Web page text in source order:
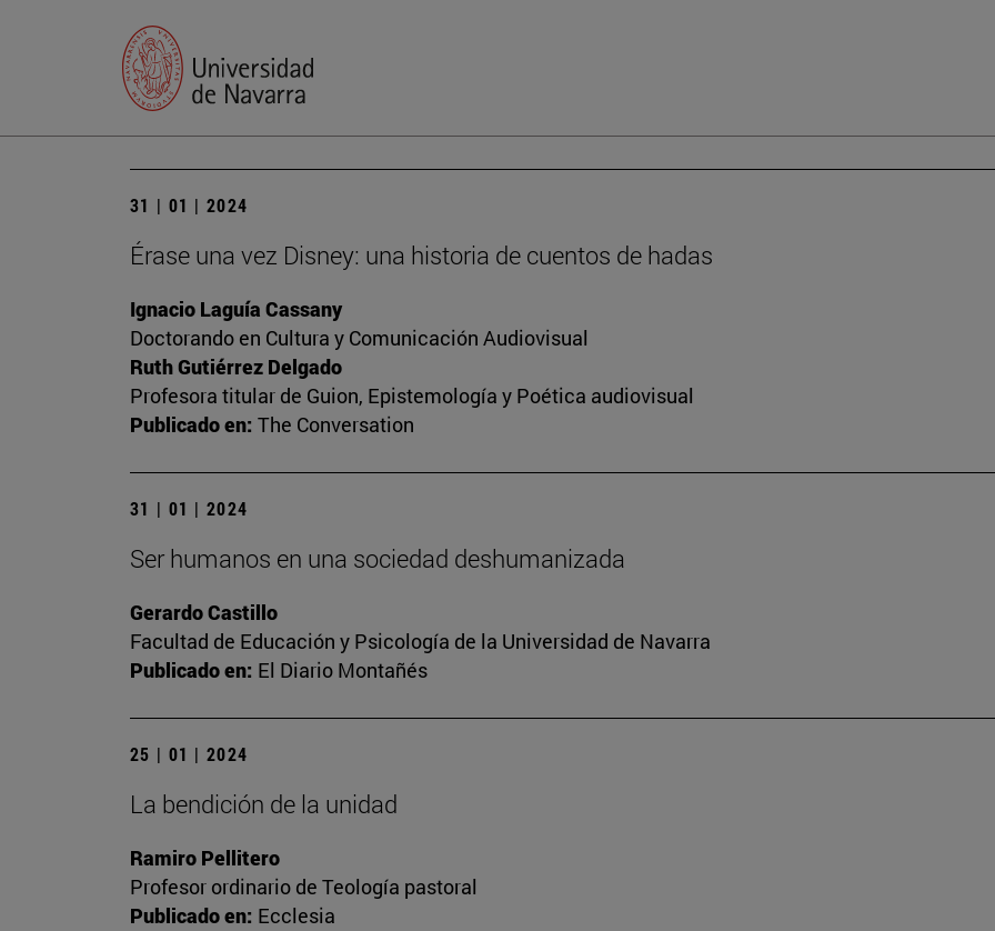
31 | 01 | 2024
Érase una vez Disney: una historia de cuentos de hadas
Ignacio Laguía Cassany
Doctorando en Cultura y Comunicación Audiovisual
Ruth Gutiérrez Delgado
Profesora titular de Guion, Epistemología y Poética audiovisual
Publicado en: The Conversation
31 | 01 | 2024
Ser humanos en una sociedad deshumanizada
Gerardo Castillo
Facultad de Educación y Psicología de la Universidad de Navarra
Publicado en: El Diario Montañés
25 | 01 | 2024
La bendición de la unidad
Ramiro Pellitero
Profesor ordinario de Teología pastoral
Publicado en: Ecclesia